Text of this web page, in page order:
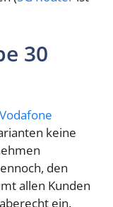
30
Vodafone
keine
den
allen Kunden
ein.